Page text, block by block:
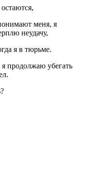
меня, я
неудачу,
я в тюрьме.
продолжаю убегать